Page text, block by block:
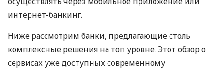
интернет-банкинг.
Ниже рассмотрим банки, предлагающие столь
комплексные решения на топ уровне. Этот обзор о
сервисах уже доступных современному